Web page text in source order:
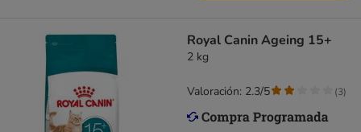
Royal Canin Ageing 15+
2 kg
Valoración: 2.3/5 (3)